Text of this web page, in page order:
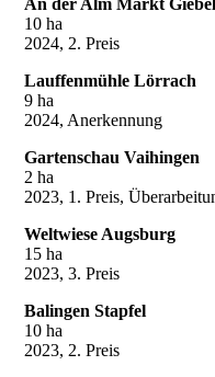
An der Alm Markt
10 ha
2024, 2. Preis
Lauffenmühle Lörrach
9 ha
2024, Anerkennung
Gartenschau Vaihingen
2 ha
2023, 1. Preis,
Weltwiese Augsburg
15 ha
2023, 3. Preis
Balingen Stapfel
10 ha
2023, 2. Preis